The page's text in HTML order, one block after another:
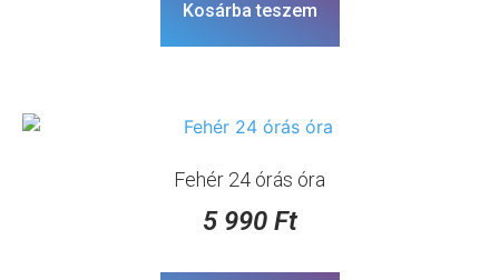
Kosárba teszem
Fehér 24 órás óra
5 990 Ft